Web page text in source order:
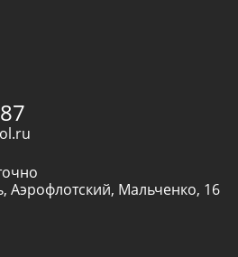
, Аэрофлотский, Мальченко, 16